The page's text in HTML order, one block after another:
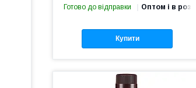
Готово до відправки Оптом і в
Купити